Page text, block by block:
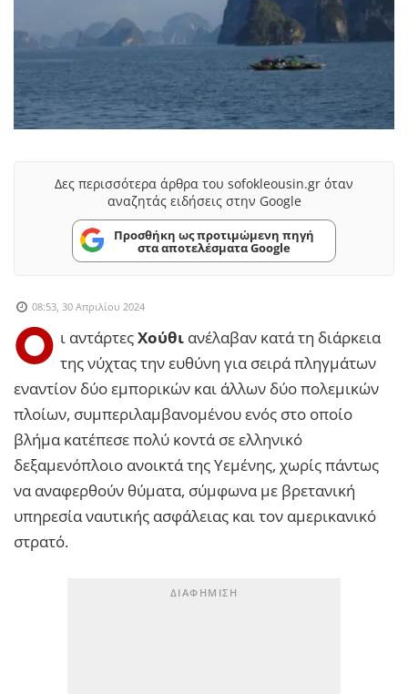
Δες περισσότερα άρθρα του sofokleousin.gr όταν
αναζητάς ειδήσεις στην Google
Προσθήκη ως προτιμώμενη πηγή
στα αποτελέσματα Google
08:53, 30 Απριλίου 2024
Ο ι αντάρτεςΧούθι ανέλαβαν κατά τη διάρκεια
της νύχτας την ευθύνη για σειρά πληγμάτων
εναντίον δύο εμπορικών και άλλων δύο πολεμικών
πλοίων, συμπεριλαμβανομένου ενός στο οποίο
βλήμα κατέπεσε πολύ κοντά σε ελληνικό
δεξαμενόπλοιο ανοικτά της Υεμένης, χωρίς πάντως
να αναφερθούν θύματα, σύμφωνα με βρετανική
υπηρεσία ναυτικής ασφάλειας και τον αμερικανικό
στρατό.